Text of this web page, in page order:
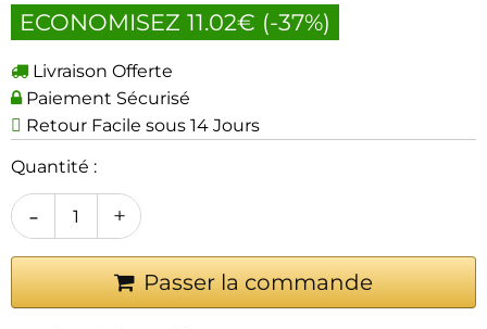
ECONOMISEZ 11.02€ (-37%)
Livraison Offerte
Paiement Sécurisé
Retour Facile sous 14 Jours
Quantité :
+
-
Passer la commande